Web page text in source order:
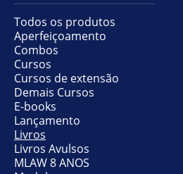
Todos os produtos
Aperfeiçoamento
Combos
Cursos
Cursos de extensão
Demais Cursos
E-books
Lançamento
Livros
Livros Avulsos
MLAW 8 ANOS